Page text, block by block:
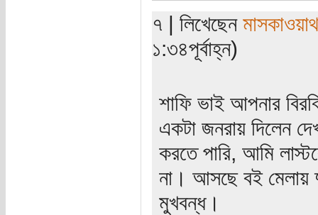
৭ | লিখেছেন
১:৩৪পূর্বাহ্ন)
শাফি ভাই আপনার
একটা জনরায় দিলেন
করতে পারি, আমি
না। আসছে বই মেলায়
মুখবন্ধ।